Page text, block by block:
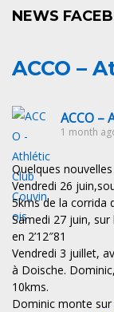
NEWS
ACCO –
ACCO –
1 month
Quelques
Vendredi 26
5kms de la corrida
Samedi 27 juin,
en 2’12″81
Vendredi 3 juillet,
à Doische.
10kms.
Dominic monte